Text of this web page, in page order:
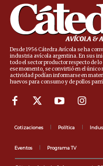
Desde 1956 Cátedra Avícola se ha
industria avícola argentina. En sus
todo el sector productor respecto de
ese momento, se convirtió en el
actividad podían informarse en
huevos para consumo y de pollos
Cotizaciones Política
Eventos Programa TV